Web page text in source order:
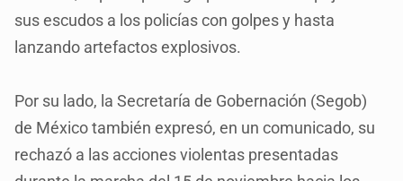
sus escudos a los policías con golpes y hasta
lanzando artefactos explosivos.
Por su lado, la Secretaría de Gobernación (Segob)
de México también expresó, en un comunicado, su
rechazó a las acciones violentas presentadas